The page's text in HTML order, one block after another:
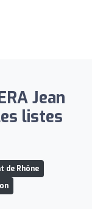
Jean
listes
de Rhône